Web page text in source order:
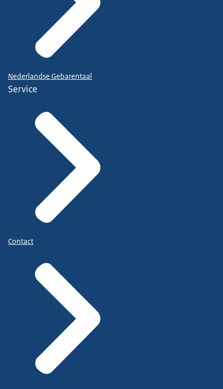
Nederlandse Gebarentaal
Service
Contact